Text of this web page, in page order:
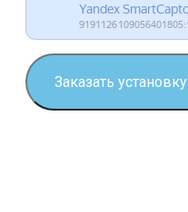
Заказать установку